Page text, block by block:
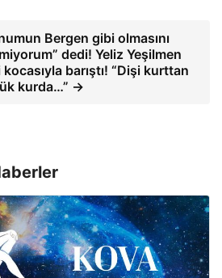
Bergen gibi olmasını
dedi! Yeliz Yeşilmen
barıştı! “Dişi kurttan
kurda…” →